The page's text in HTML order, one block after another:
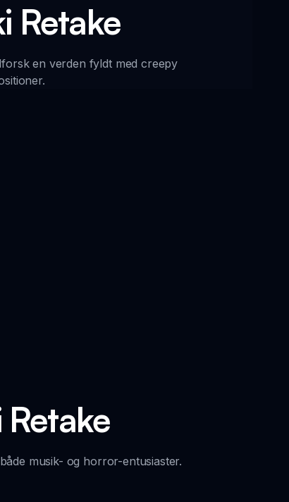
Retake
en verden fyldt med creepy
musik- og horror-entusiaster.